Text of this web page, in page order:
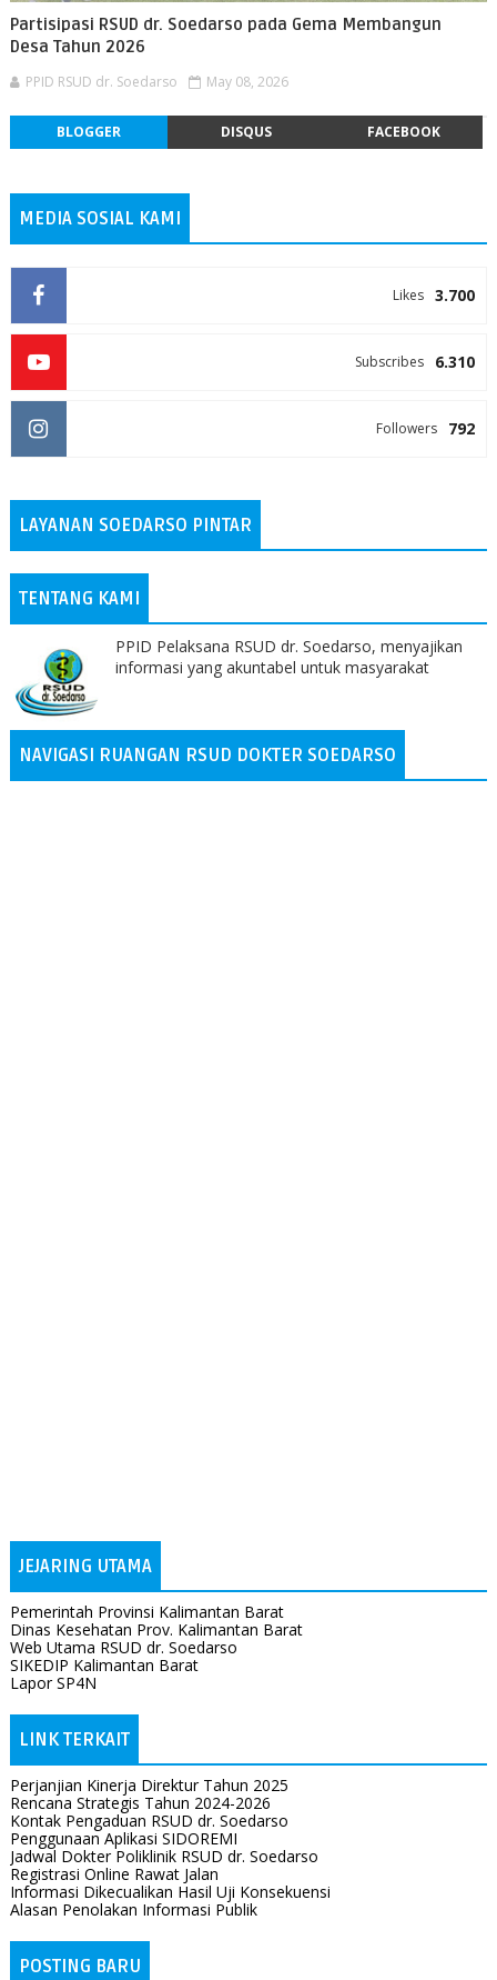
Partisipasi RSUD dr. Soedarso pada Gema Membangun
Desa Tahun 2026
PPID RSUD dr. Soedarso May 08, 2026
BLOGGER DISQUS FACEBOOK
MEDIA SOSIAL KAMI
3.700
Likes
6.310
Subscribes
792
Followers
LAYANAN SOEDARSO PINTAR
TENTANG KAMI
PPID Pelaksana RSUD dr. Soedarso, menyajikan
informasi yang akuntabel untuk masyarakat
NAVIGASI RUANGAN RSUD DOKTER SOEDARSO
JEJARING UTAMA
Pemerintah Provinsi Kalimantan Barat
Dinas Kesehatan Prov. Kalimantan Barat
Web Utama RSUD dr. Soedarso
SIKEDIP Kalimantan Barat
Lapor SP4N
LINK TERKAIT
Perjanjian Kinerja Direktur Tahun 2025
Rencana Strategis Tahun 2024-2026
Kontak Pengaduan RSUD dr. Soedarso
Penggunaan Aplikasi SIDOREMI
Jadwal Dokter Poliklinik RSUD dr. Soedarso
Registrasi Online Rawat Jalan
Informasi Dikecualikan Hasil Uji Konsekuensi
Alasan Penolakan Informasi Publik
POSTING BARU